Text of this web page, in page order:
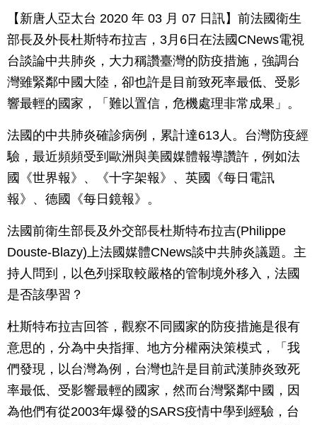
【新唐人亞太台 2020 年 03 月 07 日訊】前法國衛生
部長及外長杜斯特布拉吉，3月6日在法國CNews電視
台談論中共肺炎，大力稱讚臺灣的防疫措施，強調台
灣雖緊鄰中國大陸，卻也許是目前致死率最低、受影
響最輕的國家，「難以置信，危機處理非常成果」。
法國的中共肺炎確診病例，累計達613人。台灣防疫經
驗，最近頻頻受到歐洲與美國媒體報導讚許，例如法
國《世界報》、《十字架報》、英國《每日電訊
報》、德國《每日鏡報》。
法國前衛生部長及外交部長杜斯特布拉吉(Philippe
Douste-Blazy)上法國媒體CNews談中共肺炎議題。主
持人問到，以色列採取較嚴格的管制境外移入，法國
是否該學習？
杜斯特布拉吉回答，觀察不同國家的防疫措施是很有
意思的，分為中央指揮、地方分權兩決策模式，「我
們發現，以台灣為例，台灣也許是目前武漢肺炎致死
率最低、受影響最輕的國家，然而台灣緊鄰中國，因
為他們有從2003年爆發的SARS疫情中學到經驗，台